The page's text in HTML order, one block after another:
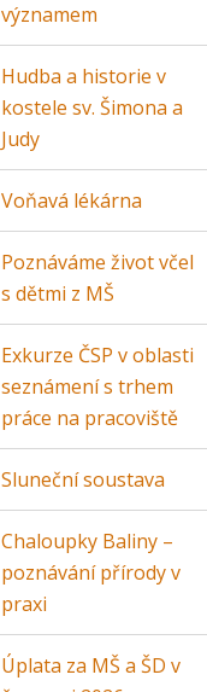
významem
Hudba a historie v
kostele sv. Šimona a
Judy
Voňavá lékárna
Poznáváme život včel
s dětmi z MŠ
Exkurze ČSP v oblasti
seznámení s trhem
práce na pracoviště
Sluneční soustava
Chaloupky Baliny –
poznávání přírody v
praxi
Úplata za MŠ a ŠD v